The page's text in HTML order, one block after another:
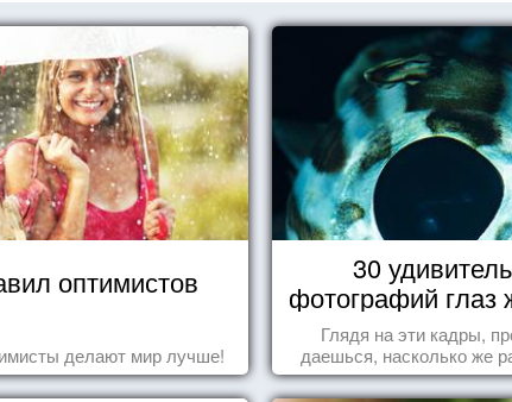
оптимистов
делают мир лучше!
30
фотографий глаз
Глядя на эти кадры,
даешься, насколько же
природа нашего